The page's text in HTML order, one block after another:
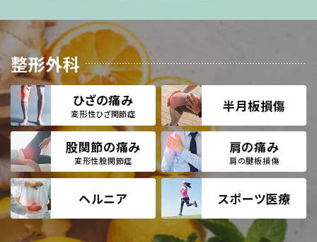
整形外科
ひざの痛み
変形性ひざ関節症 半月板損傷
股関節の痛み
変形性股関節症
肩の痛み
肩の腱板損傷
ヘルニア スポーツ医療